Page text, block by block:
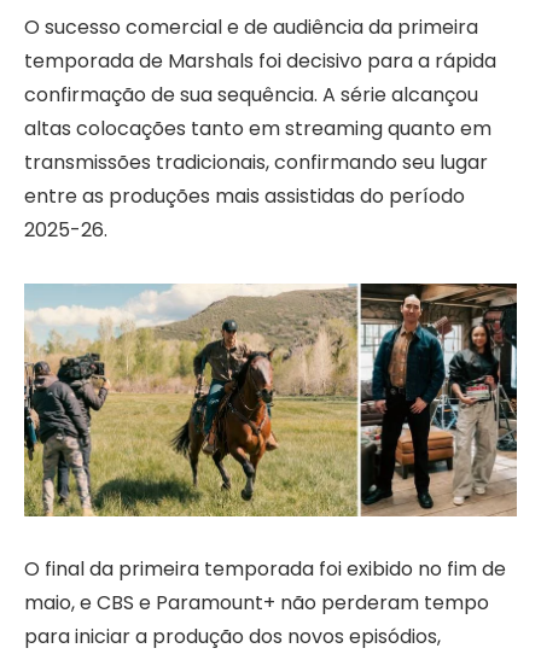
O sucesso comercial e de audiência da primeira
temporada de Marshals foi decisivo para a rápida
confirmação de sua sequência. A série alcançou
altas colocações tanto em streaming quanto em
transmissões tradicionais, confirmando seu lugar
entre as produções mais assistidas do período
2025-26.
O final da primeira temporada foi exibido no fim de
maio, e CBS e Paramount+ não perderam tempo
para iniciar a produção dos novos episódios,